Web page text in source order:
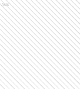
Ads